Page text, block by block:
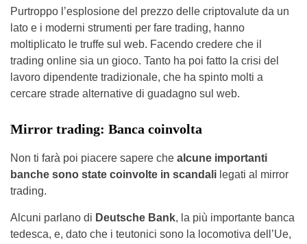
Purtroppo l’esplosione del prezzo delle criptovalute da un
lato e i moderni strumenti per fare trading, hanno
moltiplicato le truffe sul web. Facendo credere che il
trading online sia un gioco. Tanto ha poi fatto la crisi del
lavoro dipendente tradizionale, che ha spinto molti a
cercare strade alternative di guadagno sul web.
Mirror trading: Banca coinvolta
Non ti farà poi piacere sapere che alcune importanti
banche sono state coinvolte in scandali legati al mirror
trading.
Alcuni parlano di Deutsche Bank, la più importante banca
tedesca, e, dato che i teutonici sono la locomotiva dell’Ue,